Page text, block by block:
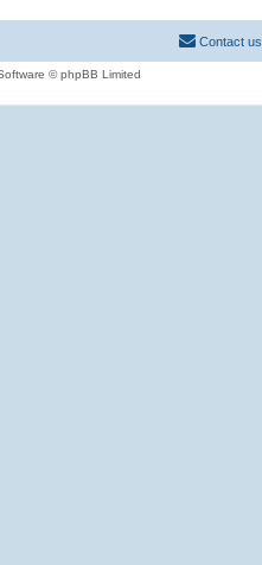
Contact us
© phpBB Limited